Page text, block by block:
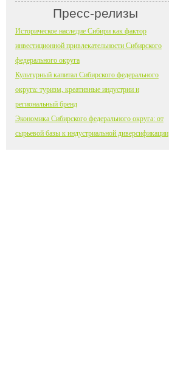
Пресс-релизы
Историческое наследие Сибири как фактор
инвестиционной привлекательности Сибирского
федерального округа
Культурный капитал Сибирского федерального
округа: туризм, креативные индустрии и
региональный бренд
Экономика Сибирского федерального округа: от
сырьевой базы к индустриальной диверсификации